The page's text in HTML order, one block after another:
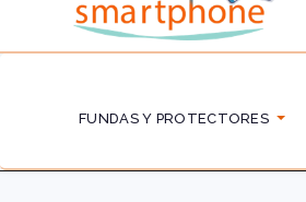
FUNDAS Y PROTECTORES